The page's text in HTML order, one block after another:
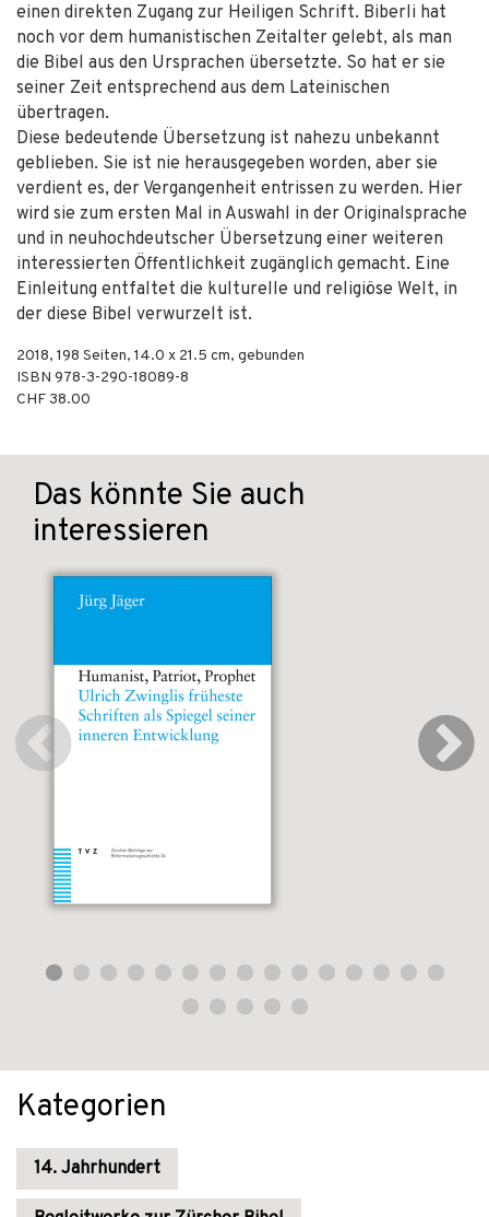
einen direkten Zugang zur Heiligen Schrift. Biberli hat
noch vor dem humanistischen Zeitalter gelebt, als man
die Bibel aus den Ursprachen übersetzte. So hat er sie
seiner Zeit entsprechend aus dem Lateinischen
übertragen.
Diese bedeutende Übersetzung ist nahezu unbekannt
geblieben. Sie ist nie herausgegeben worden, aber sie
verdient es, der Vergangenheit entrissen zu werden. Hier
wird sie zum ersten Mal in Auswahl in der Originalsprache
und in neuhochdeutscher Übersetzung einer weiteren
interessierten Öffentlichkeit zugänglich gemacht. Eine
Einleitung entfaltet die kulturelle und religiöse Welt, in
der diese Bibel verwurzelt ist.
2018, 198 Seiten, 14.0 x 21.5 cm, gebunden
ISBN 978-3-290-18089-8
CHF 38.00
Das könnte Sie auch
interessieren
Kategorien
14. Jahrhundert